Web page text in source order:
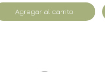
Agregar al carrito